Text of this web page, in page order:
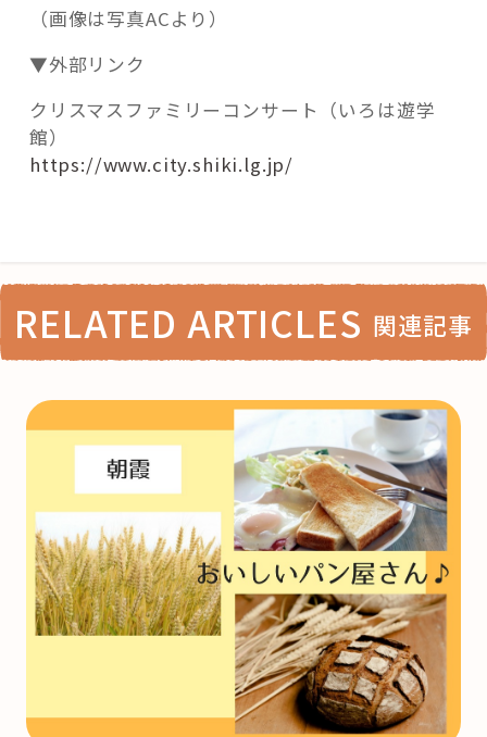
（画像は写真ACより）
▼外部リンク
クリスマスファミリーコンサート（いろは遊学
館）
https://www.city.shiki.lg.jp/
RELATED ARTICLES 関連記事